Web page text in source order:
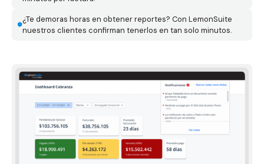
¿Te demoras horas en obtener reportes? Con LemonSuite
nuestros clientes confirman tenerlos en tan solo minutos.